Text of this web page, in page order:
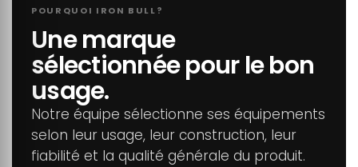
POURQUOI IRON BULL?
Une marque
sélectionnée pour le bon
usage.
Notre équipe sélectionne ses équipements
selon leur usage, leur construction, leur
fiabilité et la qualité générale du produit.